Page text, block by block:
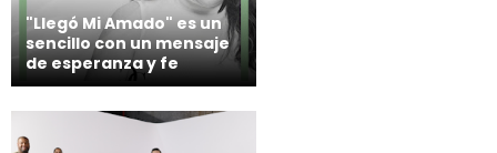
"Llegó Mi Amado" es un
sencillo con un mensaje
de esperanza y fe